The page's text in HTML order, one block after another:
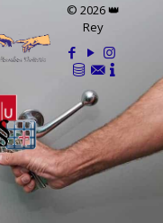
© 2026 👑
Rey